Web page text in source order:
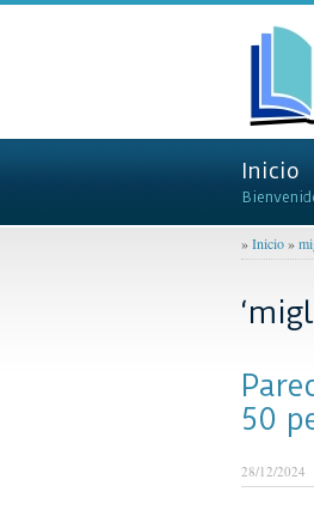
Inicio
»Inicio»
50
28/12/